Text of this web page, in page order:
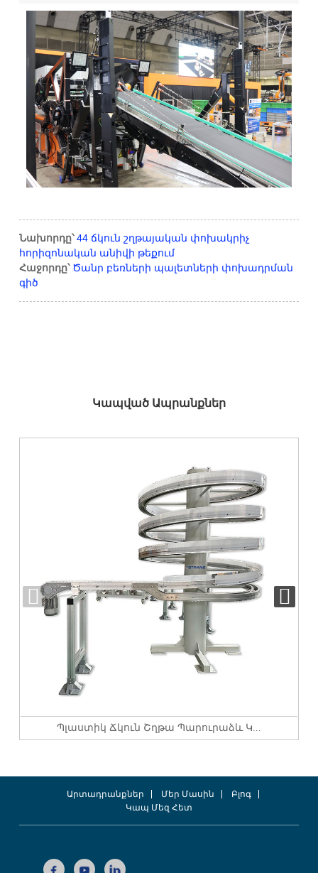
Նախորդը՝ 44 ճկուն շղթայական փոխակրիչ
հորիզոնական անիվի թեքում
Հաջորդը՝ Ծանր բեռների պալետների փոխադրման
գիծ
Կապված Ապրանքներ
Պլաստիկ Ճկուն Շղթա Պարուրաձև Կ...
Արտադրանքներ Մեր Մասին
Բլոգ
Կապ Մեզ Հետ